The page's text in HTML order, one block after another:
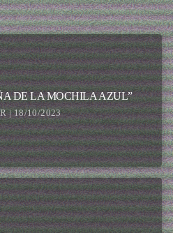
DE LA MOCHILA AZUL”
| 18/10/2023